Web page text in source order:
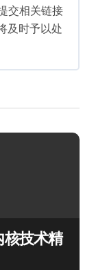
交相关链接
及时予以处
技术精